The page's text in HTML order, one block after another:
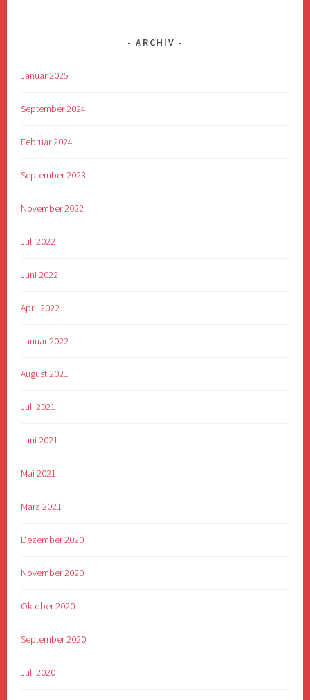
ARCHIV
Januar 2025
September 2024
Februar 2024
September 2023
November 2022
Juli 2022
Juni 2022
April 2022
Januar 2022
August 2021
Juli 2021
Juni 2021
Mai 2021
März 2021
Dezember 2020
November 2020
Oktober 2020
September 2020
Juli 2020